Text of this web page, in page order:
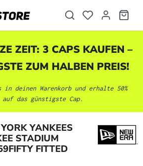
ZEIT: 3 CAPS KAUFEN –
ZUM HALBEN PREIS!
in deinen Warenkorb und erhalte 50%
auf das günstigste Cap.
YANKEES
STADIUM
FITTED